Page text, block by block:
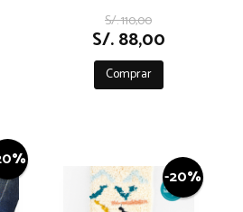
S/. 110,00
S/. 88,00
Comprar
-20%